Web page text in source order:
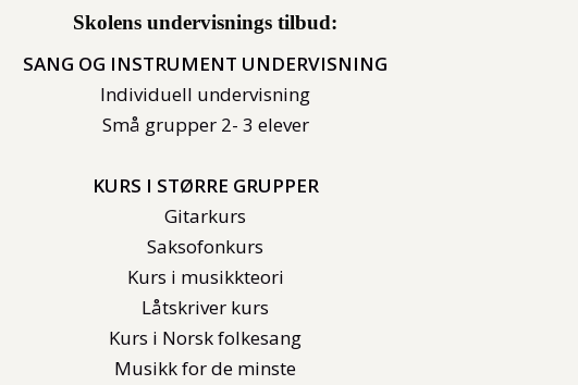
Skolens undervisnings tilbud:
SANG OG INSTRUMENT UNDERVISNING
Individuell undervisning
Små grupper 2- 3 elever
KURS I STØRRE GRUPPER
Gitarkurs
Saksofonkurs
Kurs i musikkteori
Låtskriver kurs
Kurs i Norsk folkesang
Musikk for de minste